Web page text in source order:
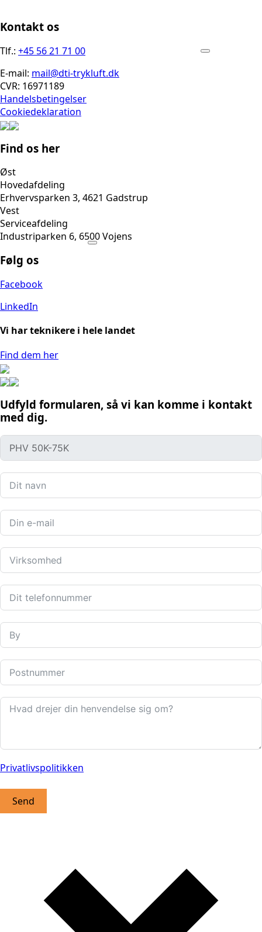
Kontakt os
Tlf.: +45 56 21 71 00
E-mail: mail@dti-trykluft.dk
CVR: 16971189
Handelsbetingelser
Cookiedeklaration
Find os her
Øst
Hovedafdeling
Erhvervsparken 3, 4621 Gadstrup
Vest
Serviceafdeling
Industriparken 6, 6500 Vojens
Følg os
Facebook
LinkedIn
Vi har teknikere i hele landet
Find dem her
Udfyld formularen, så vi kan komme i kontakt
med dig.
Privatlivspolitikken
Send